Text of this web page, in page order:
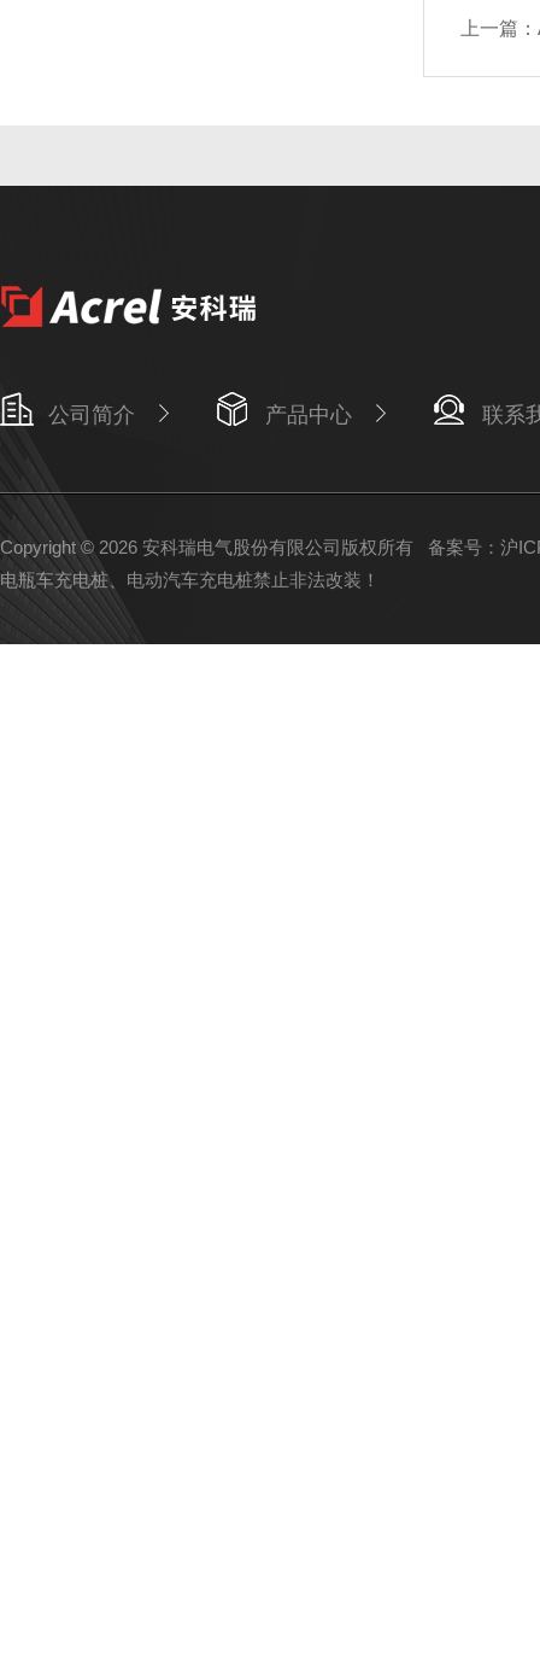
上一篇：
公司简介 产品中心 联系
Copyright © 2026 安科瑞电气股份有限公司版权所有 备案号：沪
电瓶车充电桩、电动汽车充电桩禁止非法改装！